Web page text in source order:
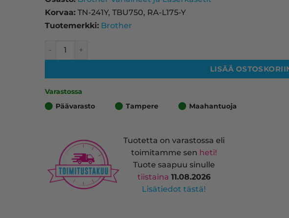
Korvaa: TN-241Y, TBU750, RA-L175-Y
Tuotemerkki: Brother
LISÄÄ
Varastossa
Päävarasto
Tampere Maahantuoja
Tuotetta on varastossa eli
toimitamme sen heti!
Tuote saapuu sinulle
tiistaina 11.08.2026
Lisätiedot tästä!